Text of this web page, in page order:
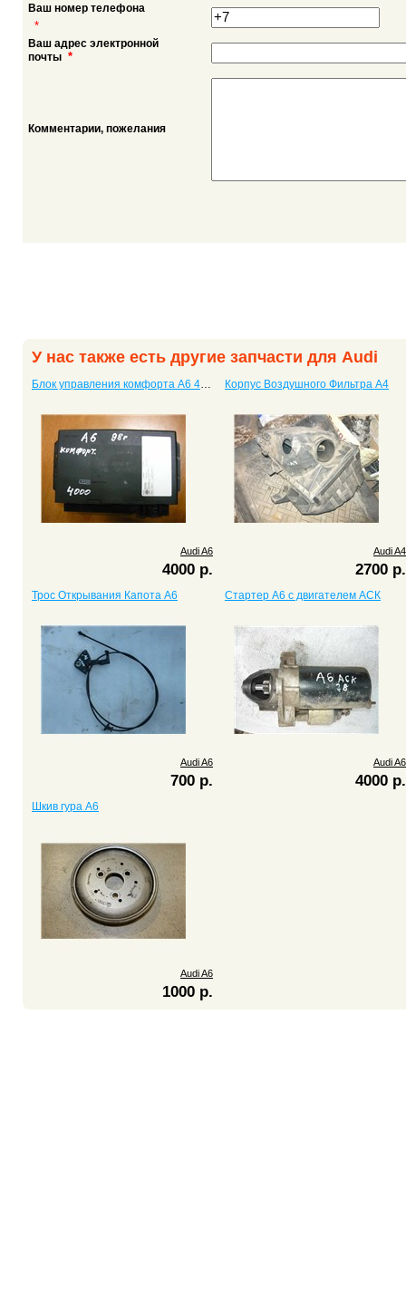
Ваш номер телефона
*
Ваш адрес электронной
почты *
Комментарии, пожелания
У нас также есть другие запчасти для Audi
Блок управления комфорта A6 4B0 962 258 B
Audi A6
4000 р.
Корпус Воздушного Фильтра A4
Audi A4
2700 р.
Трос Открывания Капота A6
Audi A6
700 р.
Стартер A6 c двигателем ACК
Audi A6
4000 р.
Шкив гура A6
Audi A6
1000 р.